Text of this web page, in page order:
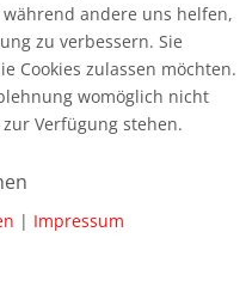
andere uns helfen,
zu verbessern. Sie
Cookies zulassen möchten.
womöglich nicht
Verfügung stehen.
| Impressum